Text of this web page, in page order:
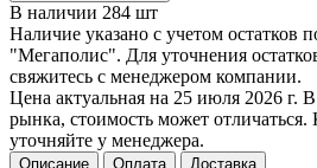
В наличии 284 шт
Наличие указано с учетом остатков
"Мегаполис". Для уточнения
свяжитесь с менеджером компании.
Цена актуальная на 25 июля 2026 г.
рынка, стоимость может
уточняйте у менеджера.
Описание Оплата Доставка